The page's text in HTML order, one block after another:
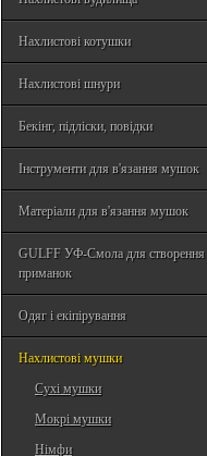
Нахлистові котушки
Нахлистові шнури
Бекінг, підліски, повідки
Інструменти для в'язання мушок
Матеріали для в'язання мушок
GULFF УФ-Смола для створення
приманок
Одяг і екіпірування
Нахлистові мушки
Сухі мушки
Мокрі мушки
Німфи